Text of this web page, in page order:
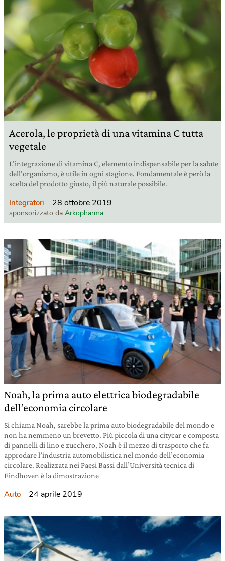
Acerola, le proprietà di una vitamina C tutta
vegetale
L’integrazione di vitamina C, elemento indispensabile per la salute
dell’organismo, è utile in ogni stagione. Fondamentale è però la
scelta del prodotto giusto, il più naturale possibile.
Integratori 28 ottobre 2019
sponsorizzato da Arkopharma
Noah, la prima auto elettrica biodegradabile
dell’economia circolare
Si chiama Noah, sarebbe la prima auto biodegradabile del mondo e
non ha nemmeno un brevetto. Più piccola di una citycar e composta
di pannelli di lino e zucchero, Noah è il mezzo di trasporto che fa
approdare l’industria automobilistica nel mondo dell’economia
circolare. Realizzata nei Paesi Bassi dall’Università tecnica di
Eindhoven è la dimostrazione
Auto 24 aprile 2019